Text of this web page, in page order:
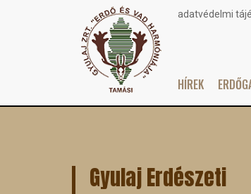
adatvédelmi
Main
HÍREK
Gyulaj Erdészeti